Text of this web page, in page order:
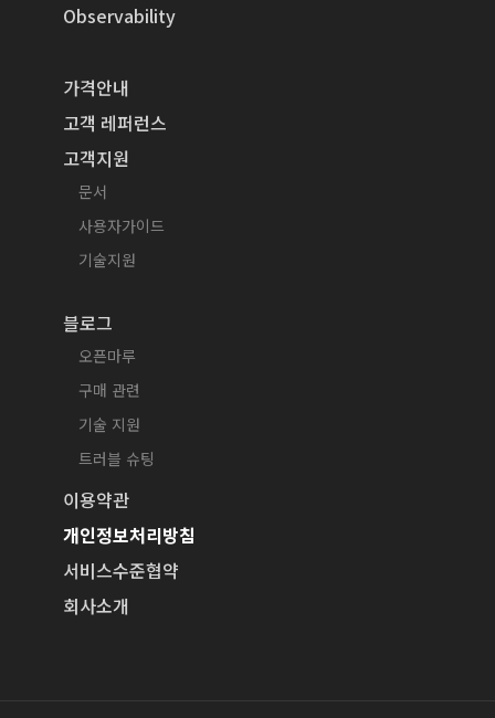
Observability
가격안내
고객 레퍼런스
고객지원
문서
사용자가이드
기술지원
블로그
오픈마루
구매 관련
기술 지원
트러블 슈팅
이용약관
개인정보처리방침
서비스수준협약
회사소개